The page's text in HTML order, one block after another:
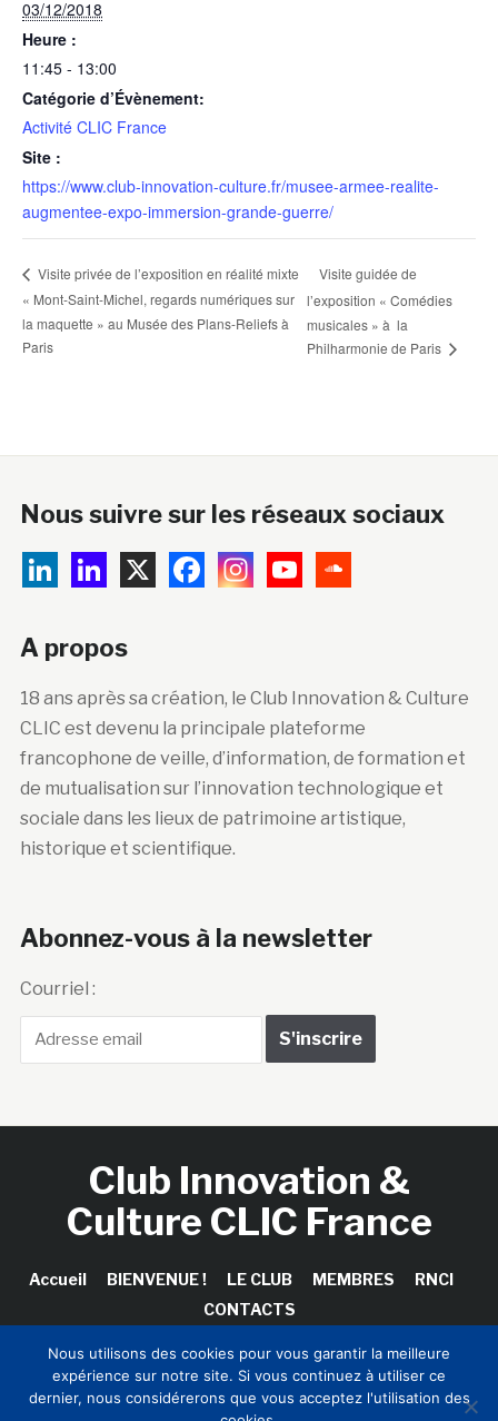
03/12/2018
Heure :
11:45 - 13:00
Catégorie d’Évènement:
Activité CLIC France
Site :
https://www.club-innovation-culture.fr/musee-armee-realite-
augmentee-expo-immersion-grande-guerre/
Visite privée de l’exposition en réalité mixte
« Mont-Saint-Michel, regards numériques sur
la maquette » au Musée des Plans-Reliefs à
Paris
Visite guidée de
l’exposition « Comédies
musicales » à la
Philharmonie de Paris
Nous suivre sur les réseaux sociaux
A propos
18 ans après sa création, le Club Innovation & Culture
CLIC est devenu la principale plateforme
francophone de veille, d’information, de formation et
de mutualisation sur l’innovation technologique et
sociale dans les lieux de patrimoine artistique,
historique et scientifique.
Abonnez-vous à la newsletter
Courriel :
Club Innovation &
Culture CLIC France
Accueil BIENVENUE ! LE CLUB MEMBRES
RNCI
CONTACTS
Copyright © 2026 Club Innovation & Culture CLIC France /
Nous utilisons des cookies pour vous garantir la meilleure
expérience sur notre site. Si vous continuez à utiliser ce
dernier, nous considérerons que vous acceptez l'utilisation des